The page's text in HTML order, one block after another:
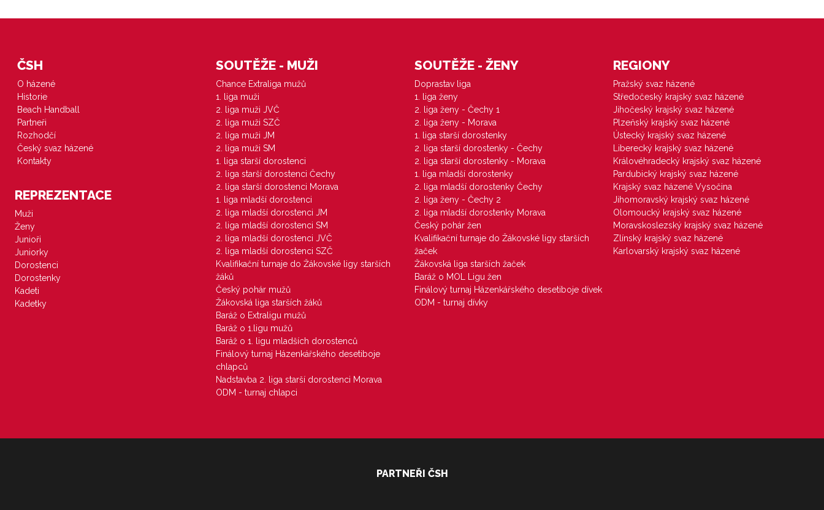
ČSH
O házené
Historie
Beach Handball
Partneři
Rozhodčí
Český svaz házené
Kontakty
REPREZENTACE
Muži
Ženy
Junioři
Juniorky
Dorostenci
Dorostenky
Kadeti
Kadetky
SOUTĚŽE - MUŽI
Chance Extraliga mužů
1. liga muži
2. liga muži JVČ
2. liga muži SZČ
2. liga muži JM
2. liga muži SM
1. liga starší dorostenci
2. liga starší dorostenci Čechy
2. liga starší dorostenci Morava
1. liga mladší dorostenci
2. liga mladší dorostenci JM
2. liga mladší dorostenci SM
2. liga mladší dorostenci JVČ
2. liga mladší dorostenci SZČ
Kvalifikační turnaje do Žákovské ligy starších
žáků
Český pohár mužů
Žákovská liga starších žáků
Baráž o Extraligu mužů
Baráž o 1.ligu mužů
Baráž o 1. ligu mladších dorostenců
Finálový turnaj Házenkářského desetiboje
chlapců
Nadstavba 2. liga starší dorostenci Morava
ODM - turnaj chlapci
SOUTĚŽE - ŽENY
Doprastav liga
1. liga ženy
2. liga ženy - Čechy 1
2. liga ženy - Morava
1. liga starší dorostenky
2. liga starší dorostenky - Čechy
2. liga starší dorostenky - Morava
1. liga mladší dorostenky
2. liga mladší dorostenky Čechy
2. liga ženy - Čechy 2
2. liga mladší dorostenky Morava
Český pohár žen
Kvalifikační turnaje do Žákovské ligy starších
žaček
Žákovská liga starších žaček
Baráž o MOL Ligu žen
Finálový turnaj Házenkářského desetiboje dívek
ODM - turnaj dívky
REGIONY
Pražský svaz házené
Středočeský krajský svaz házené
Jihočeský krajský svaz házené
Plzeňský krajský svaz házené
Ústecký krajský svaz házené
Liberecký krajský svaz házené
Královéhradecký krajský svaz házené
Pardubický krajský svaz házené
Krajský svaz házené Vysočina
Jihomoravský krajský svaz házené
Olomoucký krajský svaz házené
Moravskoslezský krajský svaz házené
Zlínský krajský svaz házené
Karlovarský krajský svaz házené
PARTNEŘI ČSH